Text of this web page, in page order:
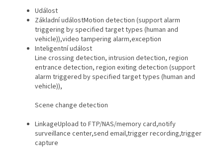
Událost
Základní událostMotion detection (support alarm
triggering by specified target types (human and
vehicle)),video tampering alarm,exception
Inteligentní událost
Line crossing detection, intrusion detection, region
entrance detection, region exiting detection (support
alarm triggered by specified target types (human and
vehicle)),
Scene change detection
LinkageUpload to FTP/NAS/memory card,notify
surveillance center,send email,trigger recording,trigger
capture